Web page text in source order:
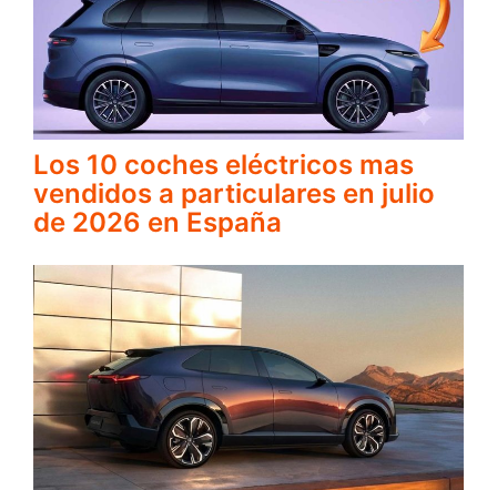
Los 10 coches eléctricos mas
vendidos a particulares en julio
de 2026 en España